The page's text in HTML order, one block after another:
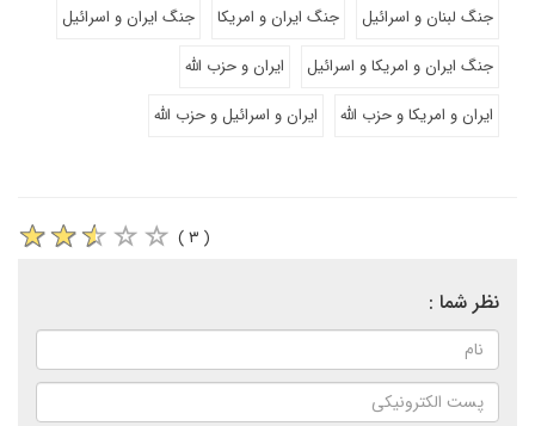
جنگ لبنان و اسرائیل
جنگ ایران و امریکا
جنگ ایران و اسرائیل
جنگ ایران و امریکا و اسرائیل
ایران و حزب الله
ایران و امریکا و حزب الله
ایران و اسرائیل و حزب الله
( ۳ )
نظر شما :